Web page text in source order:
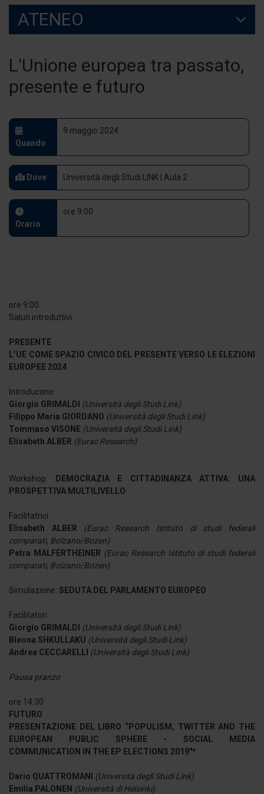
ATENEO
L'Unione europea tra passato,
presente e futuro
Quando
9 maggio 2024
Dove Università degli Studi LINK | Aula 2
Orario
ore 9:00
ore 9:00
Saluti introduttivi
PRESENTE
L’UE COME SPAZIO CIVICO DEL PRESENTE VERSO LE ELEZIONI
EUROPEE 2024
Introducono
Giorgio GRIMALDI
(Università degli Studi Link)
Filippo Maria GIORDANO (Università degli Studi Link)
Tommaso VISONE (Università degli Studi Link)
Elisabeth ALBER (Eurac Research)
Workshop:
DEMOCRAZIA E CITTADINANZA ATTIVA: UNA
PROSPETTIVA MULTILIVELLO
Facilitatrici
Elisabeth ALBER (Eurac Research Istituto di studi federali
comparati, Bolzano/Bozen)
Petra MALFERTHEINER (Eurac Research Istituto di studi federali
comparati, Bolzano/Bozen)
Simulazione: SEDUTA DEL PARLAMENTO EUROPEO
Facilitatori
Giorgio GRIMALDI
(Università degli Studi Link)
Bleona SHKULLAKU (Università degli Studi Link)
Andrea CECCARELLI
(Università degli Studi Link)
Pausa pranzo
ore 14:30
FUTURO
PRESENTAZIONE DEL LIBRO “POPULISM, TWITTER AND THE
EUROPEAN PUBLIC SPHERE - SOCIAL MEDIA
COMMUNICATION IN THE EP ELECTIONS 2019"*
Dario QUATTROMANI
(Università degli Studi Link)
Emilia PALONEN (Università di Helsinki)